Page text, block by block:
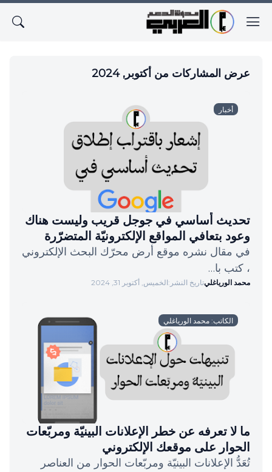
عرض المشاركات من أكتوبر, 2024
أخبار
تحديث أساسي في جوجل قريب وليست هناك
وعود بتعافي المواقع الإلكترونيّة المتضرّرة
في مقال نشره موقع أرض محرّك البحث الإلكتروني
، كتب با…
محمد الورياغليتاريخ النشر:الخميس, أكتوبر 31, 2024
الكاتب: محمد الورياغلي
ما لا تعرفه عن خطر الإعلانات البينيّة ومربّعات
الحوار على موقعك الإلكتروني
تُعَدُّ الإعلانات البينيّة ومربّعات الحوار من العناصر